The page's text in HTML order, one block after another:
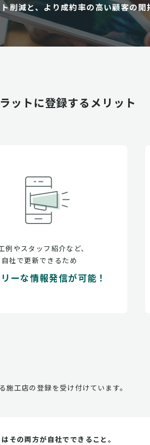
削減と、より成約率の高い顧客の開
ットに登録するメリット
例やスタッフ紹介など、
自社で更新できるため
ーな情報発信が可能！
工店の登録を受け付けています。
その両方が自社でできること。